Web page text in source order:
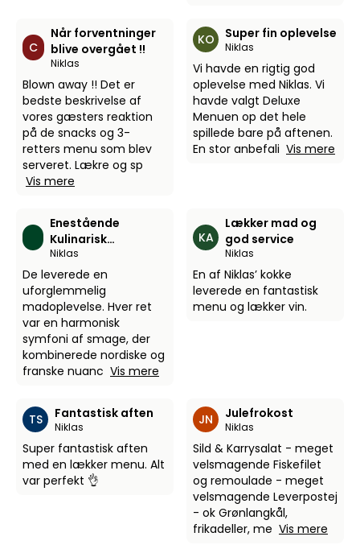
C
Når forventninger
blive overgået !!
Niklas
Blown away !! Det er
bedste beskrivelse af
vores gæsters reaktion
på de snacks og 3-
retters menu som blev
serveret. Lækre og sp
Vis mere
KO Super fin oplevelse
Niklas
Vi havde en rigtig god
oplevelse med Niklas. Vi
havde valgt Deluxe
Menuen op det hele
spillede bare på aftenen.
En stor anbefali Vis mere
Enestående
Kulinarisk
Oplevelse
Niklas
De leverede en
uforglemmelig
madoplevelse. Hver ret
var en harmonisk
symfoni af smage, der
kombinerede nordiske og
franske nuanc Vis mere
KA
Lækker mad og
god service
Niklas
En af Niklas’ kokke
leverede en fantastisk
menu og lækker vin.
TS Fantastisk aften
Niklas
Super fantastisk aften
med en lækker menu. Alt
var perfekt 👌
JN Julefrokost
Niklas
Sild & Karrysalat - meget
velsmagende Fiskefilet
og remoulade - meget
velsmagende Leverpostej
- ok Grønlangkål,
frikadeller, me Vis mere